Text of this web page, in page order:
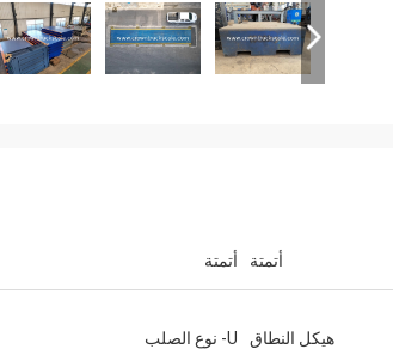
أتمتة أتمتة
هيكل النطاق U- نوع الصلب